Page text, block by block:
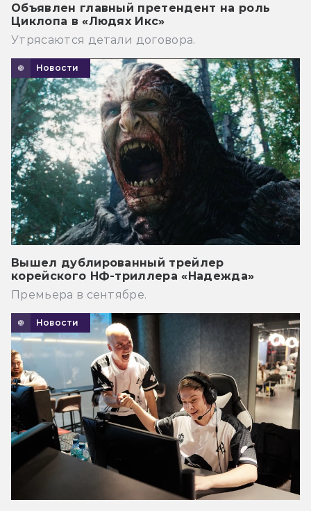
Объявлен главный претендент на роль
Циклопа в «Людях Икс»
Утрясаются детали договора.
Новости
Вышел дублированный трейлер
корейского НФ-триллера «Надежда»
Премьера в сентябре.
Новости